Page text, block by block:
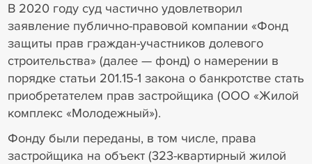
В 2020 году суд частично удовлетворил
заявление публично-правовой компании «Фонд
защиты прав граждан-участников долевого
строительства» (далее — фонд) о намерении в
порядке статьи 201.15-1 закона о банкротстве стать
приобретателем прав застройщика (ООО «Жилой
комплекс «Молодежный»).
Фонду были переданы, в том числе, права
застройщика на объект (323-квартирный жилой